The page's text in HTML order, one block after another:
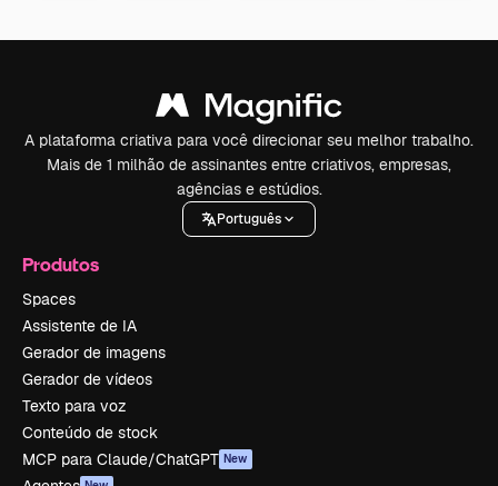
A plataforma criativa para você direcionar seu melhor trabalho.
Mais de 1 milhão de assinantes entre criativos, empresas,
agências e estúdios.
Português
Produtos
Spaces
Assistente de IA
Gerador de imagens
Gerador de vídeos
Texto para voz
Conteúdo de stock
MCP para Claude/ChatGPT New